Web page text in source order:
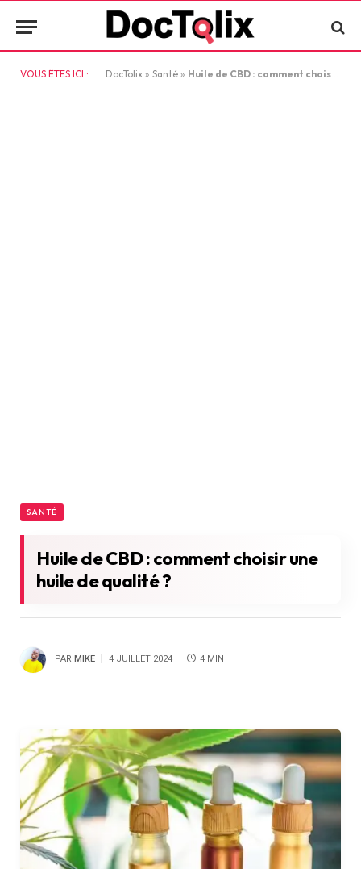
VOUS ÊTES ICI : DocTolix » Santé » Huile de CBD : comment choisir une huile de qualité ?
SANTÉ
Huile de CBD : comment choisir une
huile de qualité ?
PAR MIKE 4 JUILLET 2024 4 MIN